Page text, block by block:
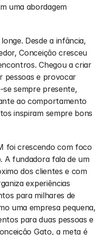
uma abordagem
Desde a infância,
Conceição cresceu
Chegou a criar
pessoas e provocar
se sempre presente,
ao comportamento
inspiram sempre bons
foi crescendo com foco
A fundadora fala de um
dos clientes e com
experiências
para milhares de
uma empresa pequena,
para duas pessoas e
Gato, a meta é